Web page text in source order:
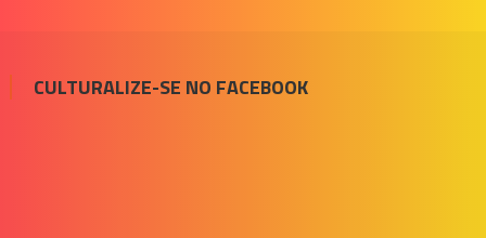
CULTURALIZE-SE NO FACEBOOK